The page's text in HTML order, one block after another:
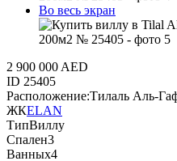
Во весь экран
2 900 000 AED
ID 25405
Расположение:Тилаль Аль-
ЖКELAN
ТипВиллу
Спален3
Ванных4